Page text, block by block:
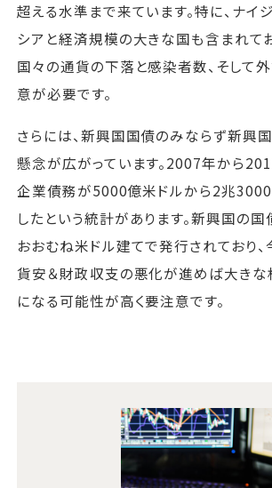
超える水準まで来ています。特に、ナイ
シアと経済規模の大きな国も含まれて
国々の通貨の下落と感染者数、そして
意が必要です。
さらには、新興国国債のみならず新興
懸念が広がっています。2007年から
企業債務が5000億米ドルから2兆
したという統計があります。新興国の
おおむね米ドル建てで発行されており
貨安＆財政収支の悪化が進めば大き
になる可能性が高く要注意です。